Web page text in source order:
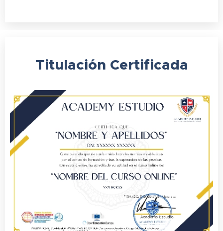
Titulación Certificada